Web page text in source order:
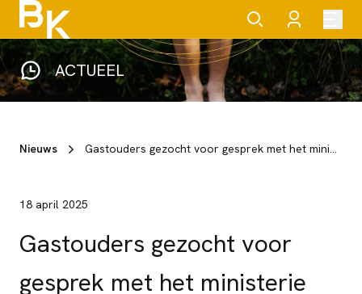
ACTUEEL
Nieuws Gastouders gezocht voor gesprek met het ministerie
18 april 2025
Gastouders gezocht voor
gesprek met het ministerie